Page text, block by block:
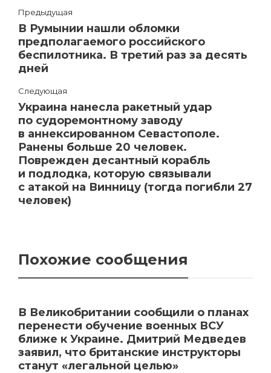
Предыдущая
В Румынии нашли обломки
предполагаемого российского
беспилотника. В третий раз за десять
дней
Следующая
Украина нанесла ракетный удар
по судоремонтному заводу
в аннексированном Севастополе.
Ранены больше 20 человек.
Поврежден десантный корабль
и подлодка, которую связывали
с атакой на Винницу (тогда погибли 27
человек)
Похожие сообщения
В Великобритании сообщили о планах
перенести обучение военных ВСУ
ближе к Украине. Дмитрий Медведев
заявил, что британские инструкторы
станут «легальной целью»